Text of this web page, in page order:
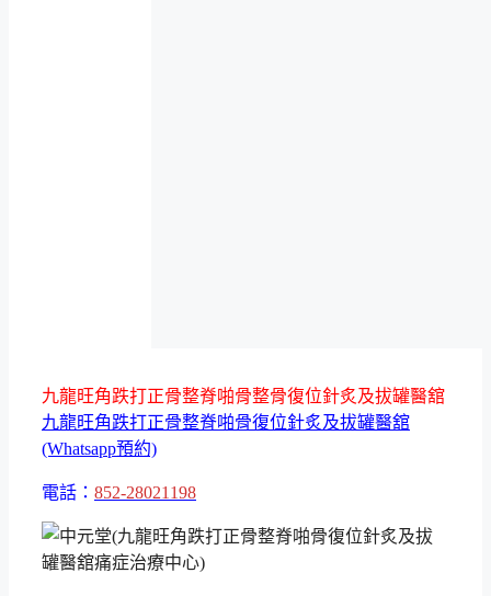
九龍旺角跌打正骨整脊啪骨整骨復位針炙及拔罐醫舘
九龍旺角跌打正骨整脊啪骨復位針炙及拔罐醫舘
(Whatsapp預約)
電話： 852-28021198